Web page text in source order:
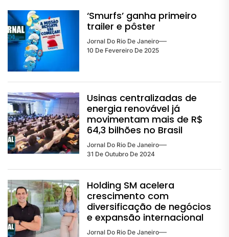
‘Smurfs’ ganha primeiro
trailer e pôster
Jornal Do Rio De Janeiro
10 De Fevereiro De 2025
Usinas centralizadas de
energia renovável já
movimentam mais de R$
64,3 bilhões no Brasil
Jornal Do Rio De Janeiro
31 De Outubro De 2024
Holding SM acelera
crescimento com
diversificação de negócios
e expansão internacional
Jornal Do Rio De Janeiro